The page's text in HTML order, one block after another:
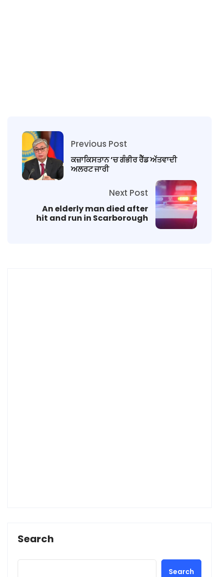
Previous Post
ਕਜ਼ਾਕਿਸਤਾਨ ’ਚ ਗੰਭੀਰ ਰੈੱਡ ਅੱਤਵਾਦੀ
ਅਲਰਟ ਜਾਰੀ
Next Post
An elderly man died after
hit and run in Scarborough
Search
Search